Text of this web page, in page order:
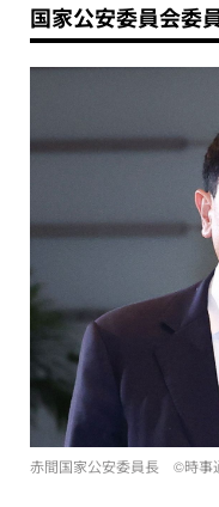
国家公安委員会
赤間国家公安委員長 ©︎時事